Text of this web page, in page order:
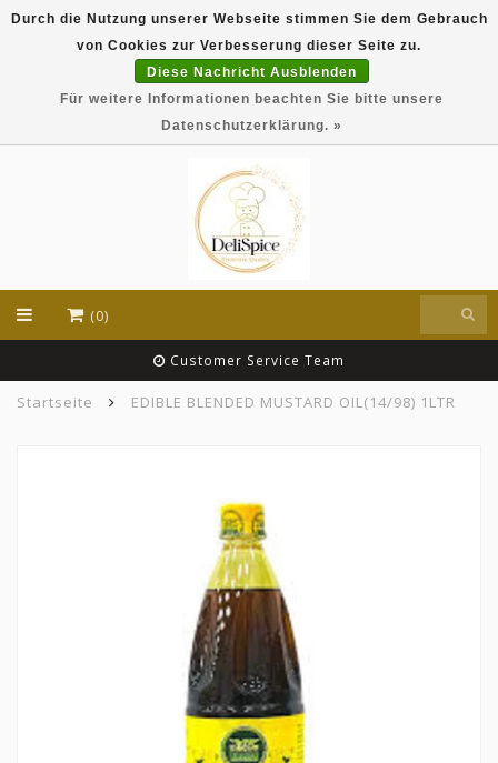
DeliSpice is your online Indian grocery shop with
exclusive brands like Daawat, Suhana, DeliSpice
and many more !!!
(0)
Customer Service Team
Startseite EDIBLE BLENDED MUSTARD OIL(14/98) 1LTR
Durch die Nutzung unserer Webseite stimmen Sie dem Gebrauch
von Cookies zur Verbesserung dieser Seite zu.
Diese Nachricht Ausblenden
Für weitere Informationen beachten Sie bitte unsere
Datenschutzerklärung. »